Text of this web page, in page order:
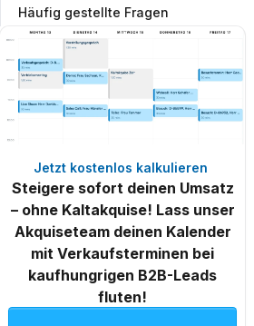
Häufig gestellte Fragen
Jetzt kostenlos kalkulieren
Steigere sofort deinen Umsatz
– ohne Kaltakquise! Lass unser
Akquiseteam deinen Kalender
mit Verkaufsterminen bei
kaufhungrigen B2B-Leads
fluten!